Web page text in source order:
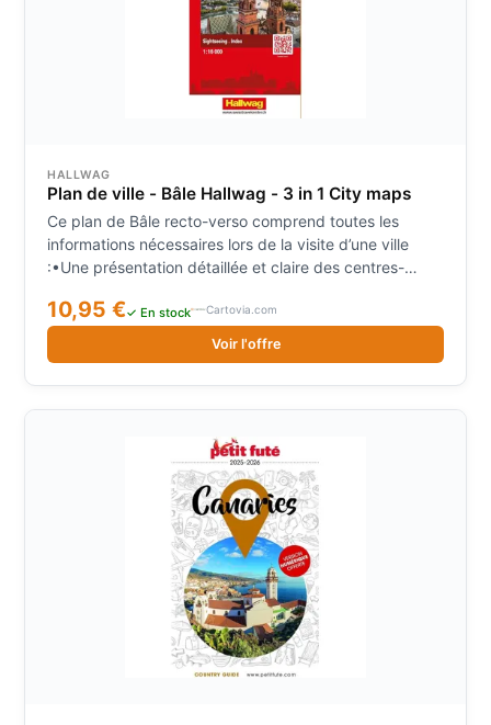
HALLWAG
Plan de ville - Bâle Hallwag - 3 in 1 City maps
Ce plan de Bâle recto-verso comprend toutes les
informations nécessaires lors de la visite d’une ville
:•Une présentation détaillée et claire des centres-
particulièrement marquants•Brève description en
quatre langues des 16 endroits à voir en priorité
complétée par des images attrayantes•Informations
utiles pour un voyage réussi (carte des environs, plan
des transports publics, informations de voyage,
importantes)•Compléments d’informations ou
actualisations via code QR (aéroports, transports,
10,95 €✓ En stock Cartovia.com
Voir l'offre